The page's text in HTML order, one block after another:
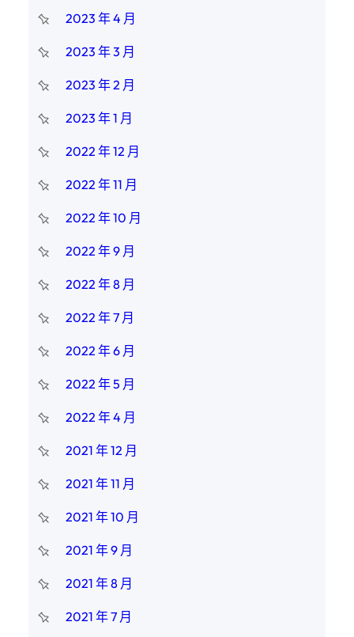
2023 年 4 月
2023 年 3 月
2023 年 2 月
2023 年 1 月
2022 年 12 月
2022 年 11 月
2022 年 10 月
2022 年 9 月
2022 年 8 月
2022 年 7 月
2022 年 6 月
2022 年 5 月
2022 年 4 月
2021 年 12 月
2021 年 11 月
2021 年 10 月
2021 年 9 月
2021 年 8 月
2021 年 7 月